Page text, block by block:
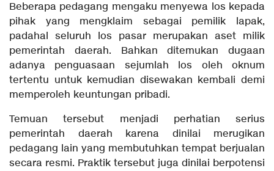
Beberapa pedagang mengaku menyewa los kepada
pihak yang mengklaim sebagai pemilik lapak,
padahal seluruh los pasar merupakan aset milik
pemerintah daerah. Bahkan ditemukan dugaan
adanya penguasaan sejumlah los oleh oknum
tertentu untuk kemudian disewakan kembali demi
memperoleh keuntungan pribadi.
Temuan tersebut menjadi perhatian serius
pemerintah daerah karena dinilai merugikan
pedagang lain yang membutuhkan tempat berjualan
secara resmi. Praktik tersebut juga dinilai berpotensi